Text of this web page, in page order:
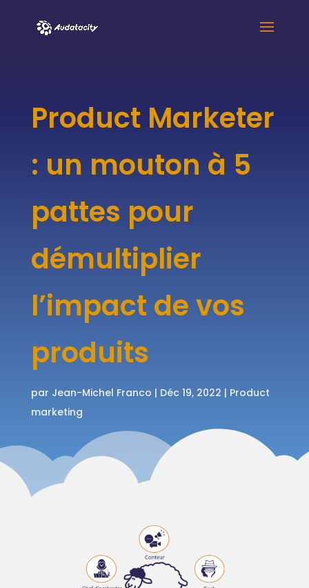
Product Marketer
: un mouton à 5
pattes pour
démultiplier
l’impact de vos
produits
par Jean-Michel Franco | Déc 19, 2022 | Product
marketing